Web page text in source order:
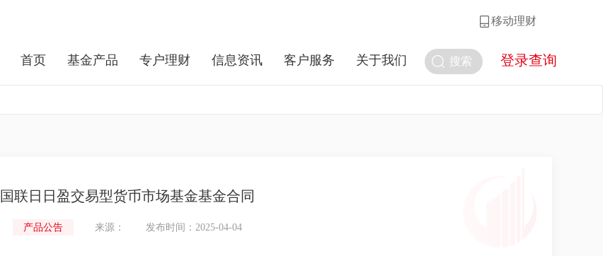
移动理财
搜索 登录查询
首页 基金产品 专户理财 信息资讯 客户服务 关于我们
国联日日盈交易型货币市场基金基金合同
产品公告 来源： 发布时间：2025-04-04